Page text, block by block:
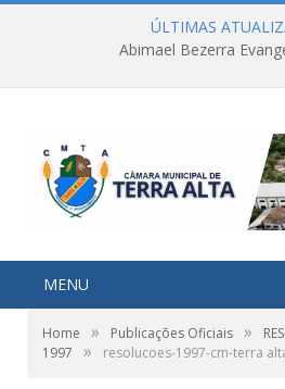
ÚLTIMAS
Abimael Bezerra
MENU
Home » Publicações Oficiais »
1997
» resolucoes-1997-cm-terra